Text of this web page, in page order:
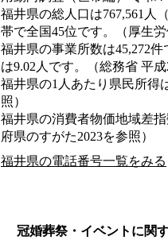
福井県の総人口は767,561人
帯で全国45位です。（厚生
福井県の事業所数は45,272
は9.02人です。（総務省 平
福井県の1人あたり県民所得
照）
福井県の消費者物価地域差
府県のすがた2023を参照）
福井県の電話番号一覧をみる
冠婚葬祭・イベントに関